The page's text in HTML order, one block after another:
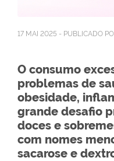
17 MAI 2025 - PUBLICADO
O consumo
problemas de
obesidade,
grande desafio
doces e
com nomes
sacarose e